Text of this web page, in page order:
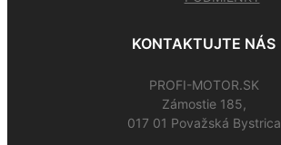
KONTAKTUJTE NÁS
PROFI-MOTOR.SK
Zámostie 185,
017 01 Považská Bystrica